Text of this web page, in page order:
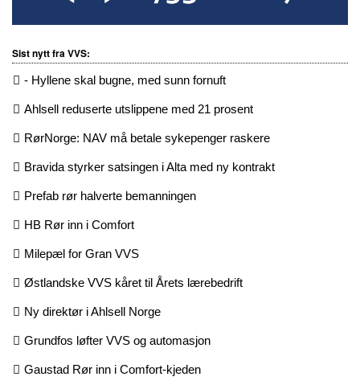
Sist nytt fra VVS:
- Hyllene skal bugne, med sunn fornuft
Ahlsell reduserte utslippene med 21 prosent
RørNorge: NAV må betale sykepenger raskere
Bravida styrker satsingen i Alta med ny kontrakt
Prefab rør halverte bemanningen
HB Rør inn i Comfort
Milepæl for Gran VVS
Østlandske VVS kåret til Årets lærebedrift
Ny direktør i Ahlsell Norge
Grundfos løfter VVS og automasjon
Gaustad Rør inn i Comfort-kjeden